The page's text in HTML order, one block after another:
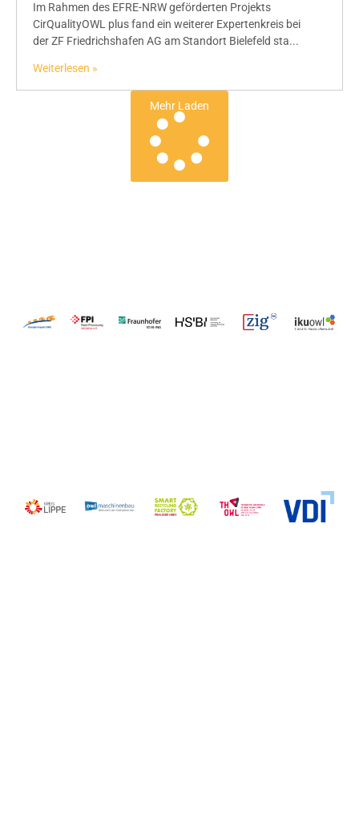
Im Rahmen des EFRE-NRW geförderten Projekts
CirQualityOWL plus fand ein weiterer Expertenkreis bei
der ZF Friedrichshafen AG am Standort Bielefeld sta...
Weiterlesen »
Mehr Laden